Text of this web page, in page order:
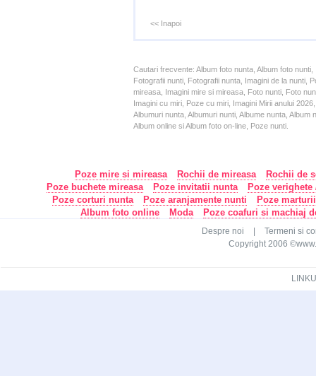
<< Inapoi
Cautari frecvente: Album foto nunta, Album foto
Fotografii nunti, Fotografii nunta, Imagini de la nunti,
mireasa, Imagini mire si mireasa, Foto nunti, Foto
Imagini cu miri, Poze cu miri, Imagini Mirii anului
Albumuri nunta, Albumuri nunti, Albume nunta,
Album online si Album foto on-line, Poze nunti.
Poze mire si mireasa Rochii de mireasa
Rochii de
Poze buchete mireasa
Poze invitatii nunta
Poze
Poze corturi nunta
Poze aranjamente nunti
Poze
Album foto online
Moda Poze coafuri si machiaj
Despre noi
Termeni si
Copyright 2006